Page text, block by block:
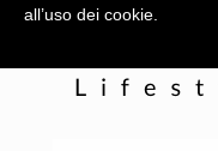
all’uso dei cookie.